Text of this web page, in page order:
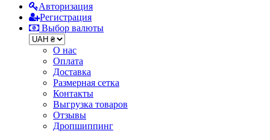
Авторизация
Регистрация
Выбор валюты
О нас
Оплата
Доставка
Размерная сетка
Контакты
Выгрузка товаров
Отзывы
Дропшиппинг